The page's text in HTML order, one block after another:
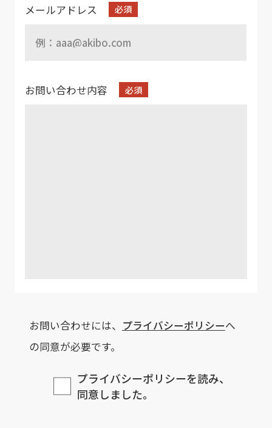
メールアドレス
お問い合わせ内容
お問い合わせには、 プライバシーポリシーへ
の同意が必要です。
プライバシーポリシーを読み、
同意しました。